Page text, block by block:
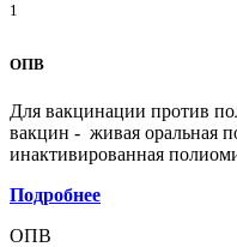
1
ОПВ
Для вакцинации против
вакцин - живая оральная
инактивированная
Подробнее
ОПВ